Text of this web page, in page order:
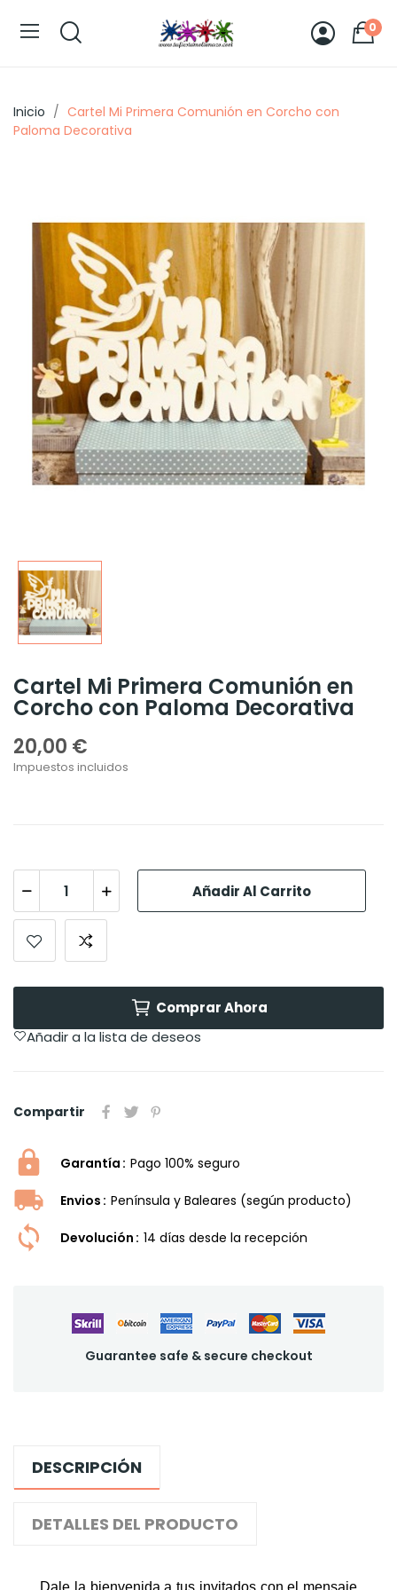
0
Inicio
Cartel Mi Primera Comunión en Corcho con
Paloma Decorativa
Cartel Mi Primera Comunión en
Corcho con Paloma Decorativa
20,00 €
Impuestos incluidos
Añadir Al Carrito
Comprar Ahora
Añadir a la lista de deseos
Compartir
Garantía Pago 100% seguro
Envios Península y Baleares (según producto)
Devolución 14 dí­as desde la recepción
Guarantee safe & secure checkout
DESCRIPCIÓN
DETALLES DEL PRODUCTO
Dale la bienvenida a tus invitados con el mensaje